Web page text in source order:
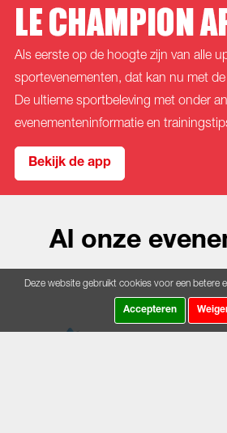
LE CHAMPION
Als eerste op de hoogte zijn van alle
sportevenementen, dat kan nu met
De ultieme sportbeleving met onder
evenementeninformatie en
Bekijk de app
Al onze
Deze website gebruikt cookies voor een betere
Accepteren